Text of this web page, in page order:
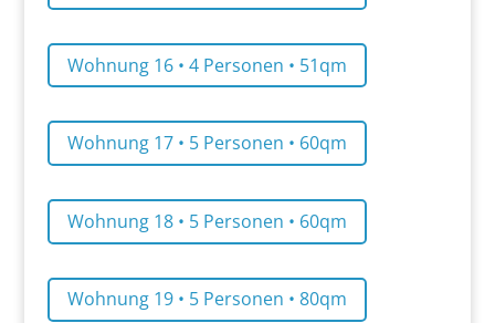
Wohnung 16 • 4 Personen • 51qm
Wohnung 17 • 5 Personen • 60qm
Wohnung 18 • 5 Personen • 60qm
Wohnung 19 • 5 Personen • 80qm